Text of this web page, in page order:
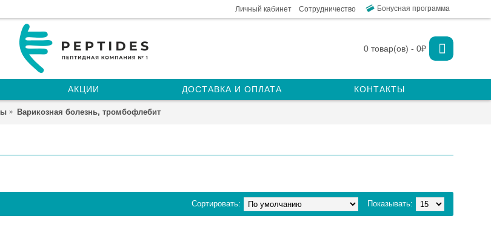
Личный кабинет Сотрудничество Бонусная программа
0 товар(ов) - 0₽
АКЦИИ ДОСТАВКА И ОПЛАТА КОНТАКТЫ
Варикозная болезнь, тромбофлебит
Показывать:
Сортировать: